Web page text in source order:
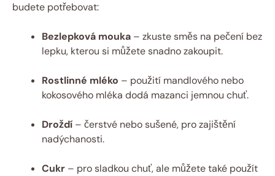
budete potřebovat:
Bezlepková ⁢mouka – zkuste⁣ směs na ⁢pečení ‍bez
lepku, kterou si můžete snadno zakoupit.
Rostlinné mléko – použití ⁤mandlového ‌nebo
kokosového mléka dodá mazanci jemnou chuť.
Droždí – ‌čerstvé nebo sušené, ​pro‍ zajištění
nadýchanosti.
Cukr – pro sladkou⁢ chuť,⁣ ale můžete také použít